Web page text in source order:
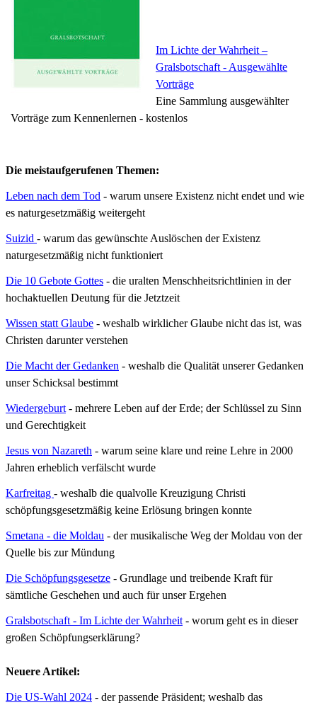
Im Lichte der Wahrheit –
Gralsbotschaft- Ausgewählte
Vorträge
Eine Sammlung ausgewählter
Vorträge zum Kennenlernen - kostenlos
Die meistaufgerufenen Themen:
Leben nach dem Tod - warum unsere Existenz nicht endet und wie
es naturgesetzmäßig weitergeht
Suizid - warum das gewünschte Auslöschen der Existenz
naturgesetzmäßig nicht funktioniert
Die 10 Gebote Gottes - die uralten Menschheitsrichtlinien in der
hochaktuellen Deutung für die Jetztzeit
Wissen statt Glaube - weshalb wirklicher Glaube nicht das ist, was
Christen darunter verstehen
Die Macht der Gedanken - weshalb die Qualität unserer Gedanken
unser Schicksal bestimmt
Wiedergeburt - mehrere Leben auf der Erde; der Schlüssel zu Sinn
und Gerechtigkeit
Jesus von Nazareth - warum seine klare und reine Lehre in 2000
Jahren erheblich verfälscht wurde
Karfreitag - weshalb die qualvolle Kreuzigung Christi
schöpfungsgesetzmäßig keine Erlösung bringen konnte
Smetana - die Moldau - der musikalische Weg der Moldau von der
Quelle bis zur Mündung
Die Schöpfungsgesetze - Grundlage und treibende Kraft für
sämtliche Geschehen und auch für unser Ergehen
Gralsbotschaft - Im Lichte der Wahrheit- worum geht es in dieser
großen Schöpfungserklärung?
Neuere Artikel:
Die US-Wahl 2024 - der passende Präsident; weshalb das